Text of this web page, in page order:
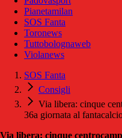
Pianetamilan
SOS Fanta
Toronews
Tuttobolognaweb
Violanews
SOS Fanta
Consigli
Via libera: cinque
36a giornata al
Via libera: cinque